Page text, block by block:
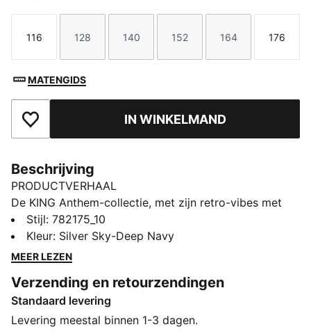
Maat
116
Maat
128
Maat
140
Maat
152
Maat
164
Maat
176
MATENGIDS
Toegevoegd aan favorietenIN WINKELMAND
Beschrijving
PRODUCTVERHAAL
De KING Anthem-collectie, met zijn retro-vibes met
een moderne twist, wordt door spelers tijdens hun
walkouts voor elke wedstrijd dragen. Met opvallende,
vintage-geïnspireerde ontwerpen eert deze kleding de
laat zien. Of het nu op het veld is of daarbuiten, deze
collectie biedt tijdloze stijl en eigentijds comfort,
waarmee het een echt symbool van loyaliteit en
Stijl: 782175_10
Kleur: Silver Sky-Deep Navy
MEER LEZEN
Verzending en retourzendingen
Standaard levering
Levering meestal binnen 1-3 dagen.